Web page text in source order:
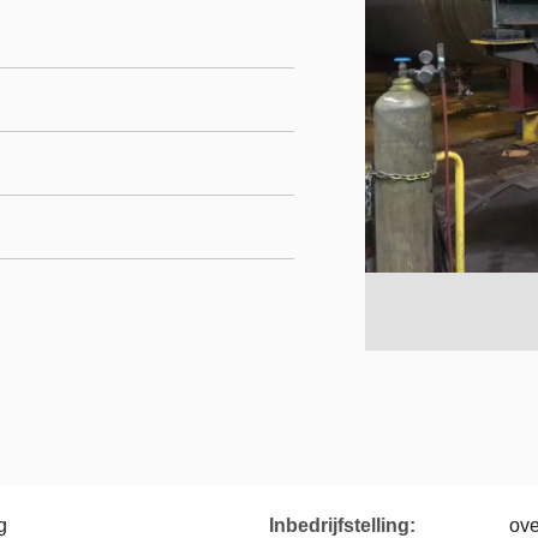
Inbedrijfstelling: